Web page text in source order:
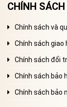
CHÍNH
Chính sách và
Chính sách giao
Chính sách đổi
Chính sách bảo
Chính sách bảo